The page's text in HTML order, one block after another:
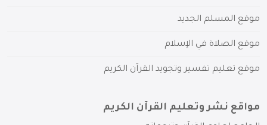
موقع المسلم الجديد
موقع الصلاة في الإسلام
موقع تعليم تفسير وتجويد القرآن الكريم
مواقع نشر وتعليم القرآن الكريم